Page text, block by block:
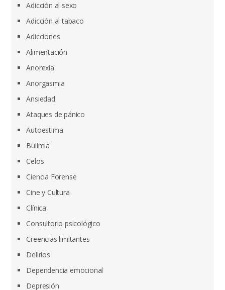
Adicción al sexo
Adicción al tabaco
Adicciones
Alimentación
Anorexia
Anorgasmia
Ansiedad
Ataques de pánico
Autoestima
Bulimia
Celos
Ciencia Forense
Cine y Cultura
Clínica
Consultorio psicológico
Creencias limitantes
Delirios
Dependencia emocional
Depresión